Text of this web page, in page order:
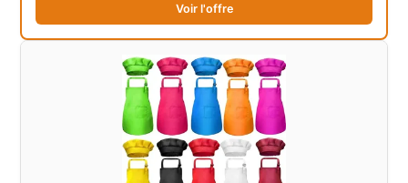
Voir l'offre